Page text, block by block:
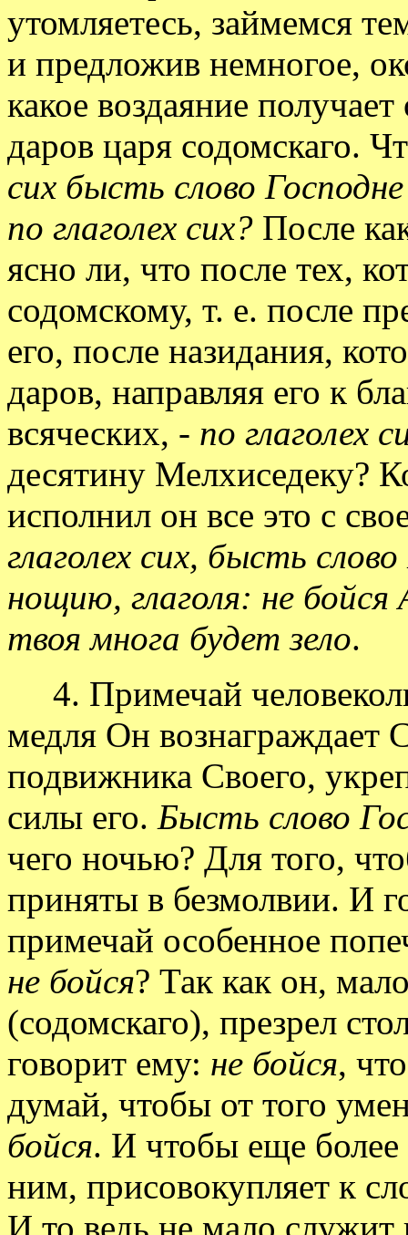
утомляетесь, займемся
и предложив немногое,
какое воздаяние
даров царя содомскаго.
сих бысть слово
по глаголех сих? После
ясно ли, что после тех,
содомскому, т. е. после
его, после назидания,
даров, направляя его к
всяческих, - по глаголех
десятину Мелхиседеку?
исполнил он все это с
глаголех сих, бысть
нощию, глаголя: не
твоя многа будет зело.
4. Примечай
медля Он вознаграждает
подвижника Своего,
силы его. Бысть слово
чего ночью? Для того,
приняты в безмолвии. И
примечай особенное
не бойся? Так как он,
(содомскаго), презрел
говорит ему: не бойся,
думай, чтобы от того
бойся. И чтобы еще более
ним, присовокупляет к
И то ведь не мало